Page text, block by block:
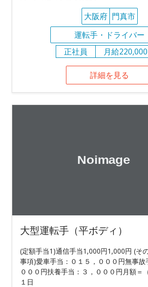
大阪府 門真市
運転手・ドライバー
正社員
月給
詳細を見る
大型運転手（平ボディ）
(定額手当1)通信手当1,000円1,000円 (そ
事項)愛車手当：０１５，０００円無事故
０００円扶養手当：３，０００円月額＝
１日